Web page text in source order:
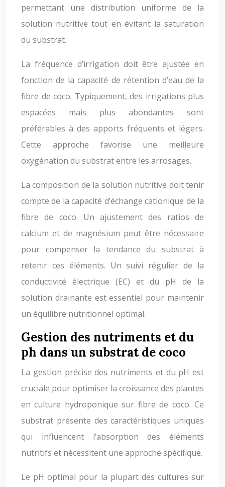
permettant une distribution uniforme de la
solution nutritive tout en évitant la saturation
du substrat.
La fréquence d’irrigation doit être ajustée en
fonction de la capacité de rétention d’eau de la
fibre de coco. Typiquement, des irrigations plus
espacées mais plus abondantes sont
préférables à des apports fréquents et légers.
Cette approche favorise une meilleure
oxygénation du substrat entre les arrosages.
La composition de la solution nutritive doit tenir
compte de la capacité d’échange cationique de la
fibre de coco. Un ajustement des ratios de
calcium et de magnésium peut être nécessaire
pour compenser la tendance du substrat à
retenir ces éléments. Un suivi régulier de la
conductivité électrique (EC) et du pH de la
solution drainante est essentiel pour maintenir
un équilibre nutritionnel optimal.
Gestion des nutriments et du
ph dans un substrat de coco
La gestion précise des nutriments et du pH est
cruciale pour optimiser la croissance des plantes
en culture hydroponique sur fibre de coco. Ce
substrat présente des caractéristiques uniques
qui influencent l’absorption des éléments
nutritifs et nécessitent une approche spécifique.
Le pH optimal pour la plupart des cultures sur